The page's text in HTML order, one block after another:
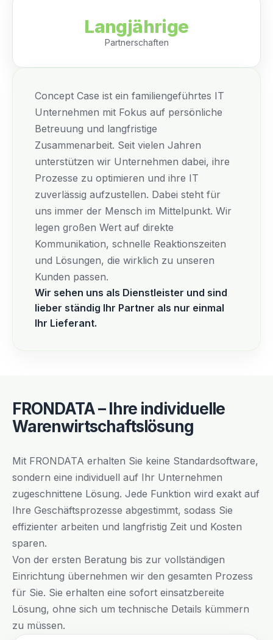
Langjährige
Partnerschaften
Concept Case ist ein familiengeführtes IT
Unternehmen mit Fokus auf persönliche
Betreuung und langfristige
Zusammenarbeit. Seit vielen Jahren
unterstützen wir Unternehmen dabei, ihre
Prozesse zu optimieren und ihre IT
zuverlässig aufzustellen. Dabei steht für
uns immer der Mensch im Mittelpunkt. Wir
legen großen Wert auf direkte
Kommunikation, schnelle Reaktionszeiten
und Lösungen, die wirklich zu unseren
Kunden passen.
Wir sehen uns als Dienstleister und sind
lieber ständig Ihr Partner als nur einmal
Ihr Lieferant.
FRONDATA – Ihre individuelle
Warenwirtschaftslösung
Mit FRONDATA erhalten Sie keine Standardsoftware,
sondern eine individuell auf Ihr Unternehmen
zugeschnittene Lösung. Jede Funktion wird exakt auf
Ihre Geschäftsprozesse abgestimmt, sodass Sie
effizienter arbeiten und langfristig Zeit und Kosten
sparen.
Von der ersten Beratung bis zur vollständigen
Einrichtung übernehmen wir den gesamten Prozess
für Sie. Sie erhalten eine sofort einsatzbereite
Lösung, ohne sich um technische Details kümmern
zu müssen.